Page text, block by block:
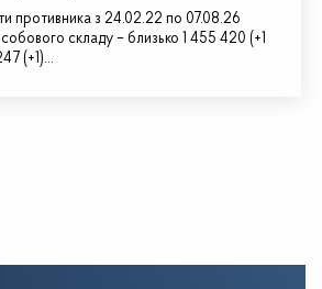
противника з 24.02.22 по 07.08.26
складу – близько 1 455 420 (+1
(+1)…